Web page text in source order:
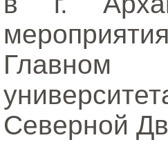
Северной